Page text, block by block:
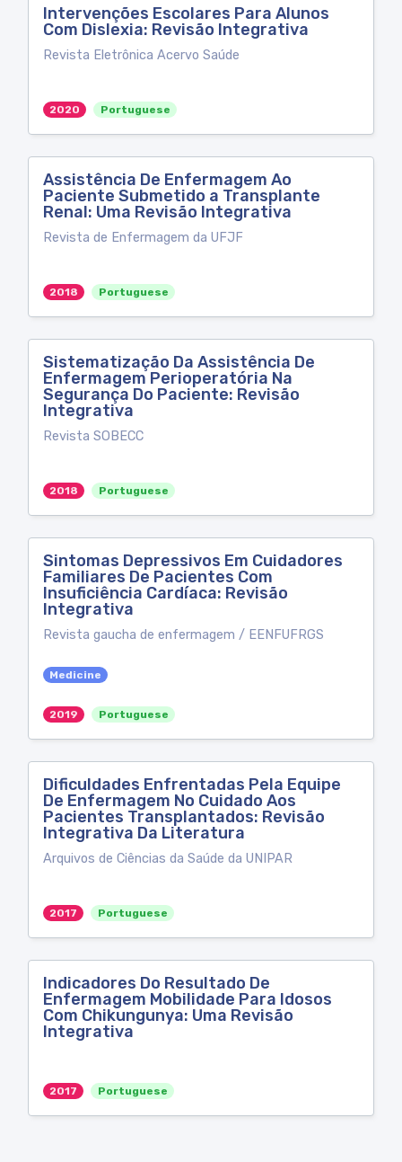
Intervenções Escolares Para Alunos
Com Dislexia: Revisão Integrativa
Revista Eletrônica Acervo Saúde
2020 Portuguese
Assistência De Enfermagem Ao
Paciente Submetido a Transplante
Renal: Uma Revisão Integrativa
Revista de Enfermagem da UFJF
2018 Portuguese
Sistematização Da Assistência De
Enfermagem Perioperatória Na
Segurança Do Paciente: Revisão
Integrativa
Revista SOBECC
2018 Portuguese
Sintomas Depressivos Em Cuidadores
Familiares De Pacientes Com
Insuficiência Cardíaca: Revisão
Integrativa
Revista gaucha de enfermagem / EENFUFRGS
Medicine
2019 Portuguese
Dificuldades Enfrentadas Pela Equipe
De Enfermagem No Cuidado Aos
Pacientes Transplantados: Revisão
Integrativa Da Literatura
Arquivos de Ciências da Saúde da UNIPAR
2017 Portuguese
Indicadores Do Resultado De
Enfermagem Mobilidade Para Idosos
Com Chikungunya: Uma Revisão
Integrativa
2017 Portuguese